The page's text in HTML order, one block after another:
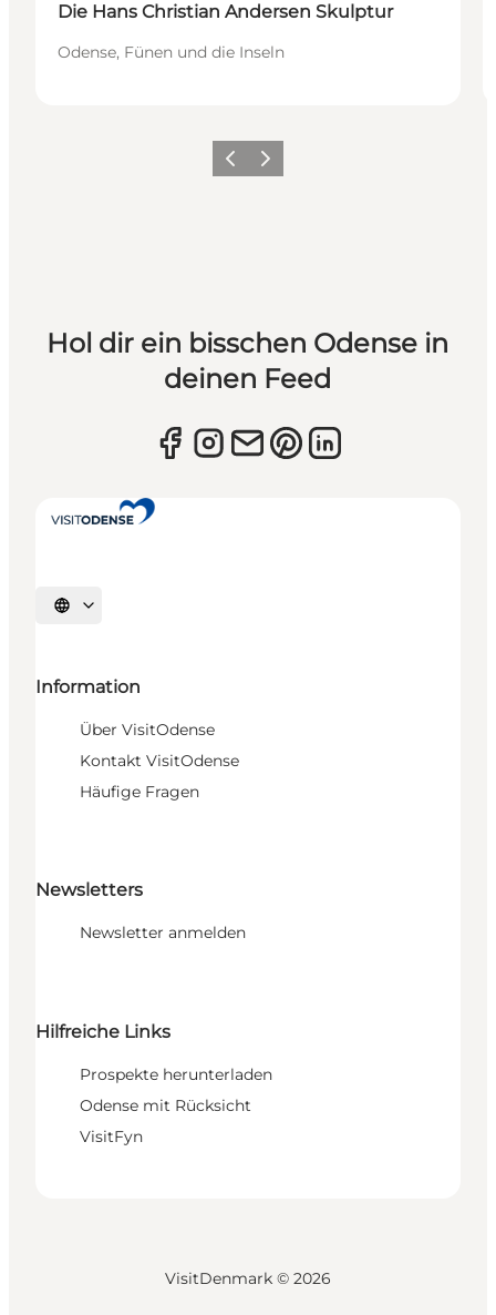
Die Hans Christian Andersen Skulptur
Odense, Fünen und die Inseln
ZurückWeiter
Hol dir ein bisschen Odense in
deinen Feed
Sprache auswählen
Information
Über VisitOdense
Kontakt VisitOdense
Häufige Fragen
Newsletters
Newsletter anmelden
Hilfreiche Links
Prospekte herunterladen
Odense mit Rücksicht
VisitFyn
VisitDenmark © 2026